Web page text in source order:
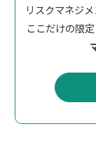
リスクマネジ
ここだけの限